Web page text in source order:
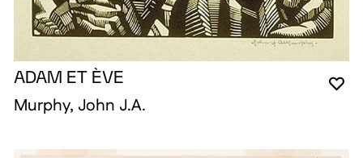
ADAM ET ÈVE
Murphy, John J.A.